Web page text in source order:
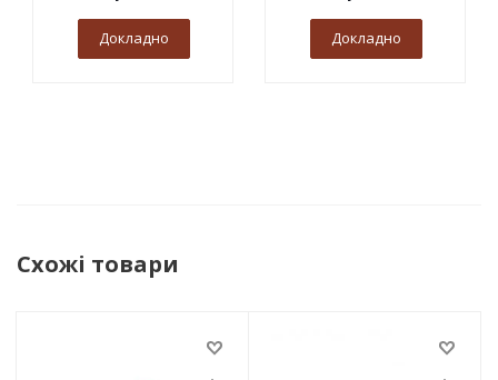
Докладно Докладно
Схожі товари